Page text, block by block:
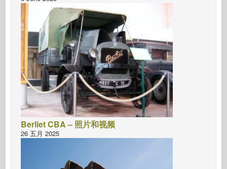
Berliet CBA – 照片和视频
26 五月 2025